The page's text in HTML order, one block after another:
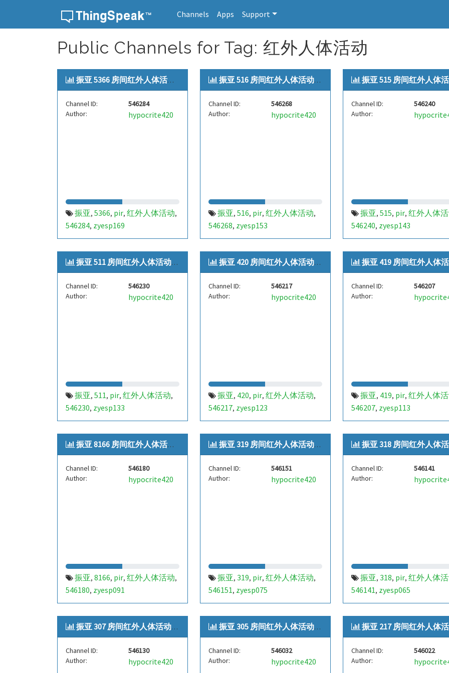
Channels Apps Support
Public Channels for Tag: 红外人体活动
振亚 5366 房间红外人体活动[zye...
Channel ID:
546284
Author:
hypocrite420
振亚, 5366, pir, 红外人体活动,
546284, zyesp169
振亚 516 房间红外人体活动[zyes...
Channel ID:
546268
Author:
hypocrite420
振亚, 516, pir, 红外人体活动,
546268, zyesp153
振亚 515 房间红外人体活动
Channel ID:
546240
Author:
振亚, 515, pir, 红外人体
546240, zyesp143
振亚 511 房间红外人体活动[zyes...
Channel ID:
546230
Author:
hypocrite420
振亚, 511, pir, 红外人体活动,
546230, zyesp133
振亚 420 房间红外人体活动[zyes...
Channel ID:
546217
Author:
hypocrite420
振亚, 420, pir, 红外人体活动,
546217, zyesp123
振亚 419 房间红外人体活动
Channel ID:
546207
Author:
振亚, 419, pir, 红外人体
546207, zyesp113
振亚 8166 房间红外人体活动[zye...
Channel ID:
546180
Author:
hypocrite420
振亚, 8166, pir, 红外人体活动,
546180, zyesp091
振亚 319 房间红外人体活动[zyes...
Channel ID:
546151
Author:
hypocrite420
振亚, 319, pir, 红外人体活动,
546151, zyesp075
振亚 318 房间红外人体活动
Channel ID:
546141
Author:
振亚, 318, pir, 红外人体
546141, zyesp065
振亚 307 房间红外人体活动[zyes...
Channel ID:
546130
Author:
hypocrite420
振亚 305 房间红外人体活动[zyes...
Channel ID:
546032
Author:
hypocrite420
振亚 217 房间红外人体活动
Channel ID:
546022
Author: